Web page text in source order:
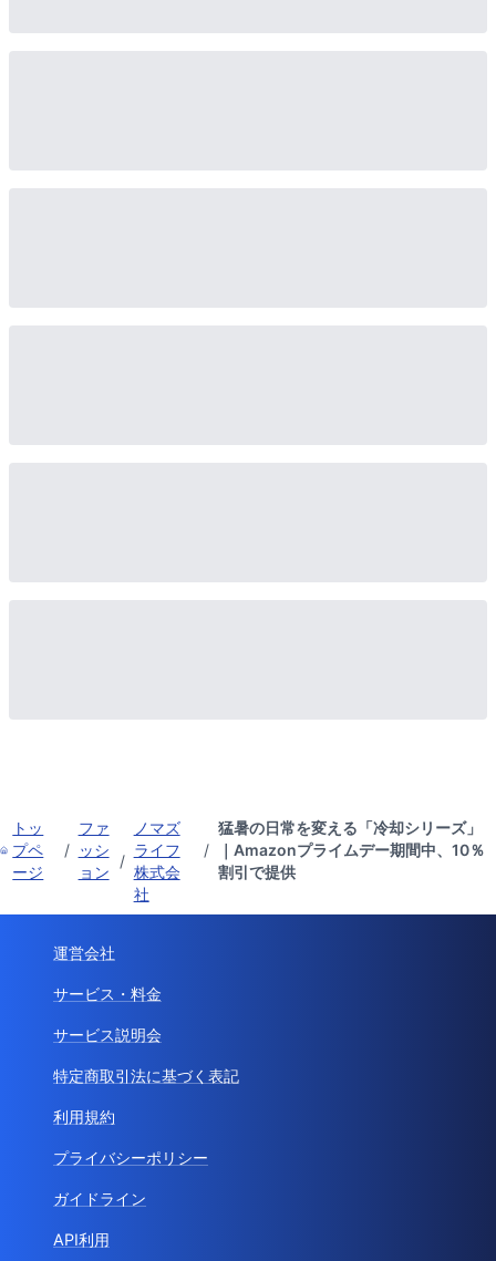
トッ
プペ
ージ
/
ファ
ッシ
ョン
/
ノマズ
ライフ
株式会
社
/
猛暑の日常を変える「冷却シリーズ」
｜Amazonプライムデー期間中、10％
割引で提供
運営会社
サービス・料金
サービス説明会
特定商取引法に基づく表記
利用規約
プライバシーポリシー
ガイドライン
API利用